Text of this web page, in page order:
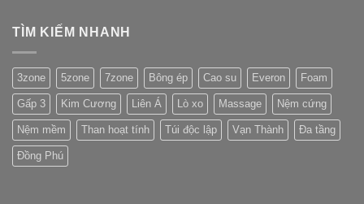
TÌM KIẾM NHANH
3zone 5zone 7zone Bông ép Cao su Everon Foam
Gấp 3 Kim Cương Liên Á Lò xo Massage Nệm cứng
Nệm mềm Than hoạt tính Túi độc lập Vạn Thành Đa tầng
Đồng Phú